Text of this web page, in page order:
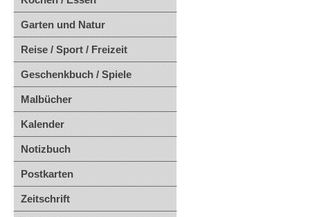
Garten und Natur
Reise / Sport / Freizeit
Geschenkbuch / Spiele
Malbücher
Kalender
Notizbuch
Postkarten
Zeitschrift